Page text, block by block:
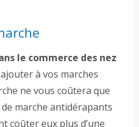
le commerce des nez
à vos marches
ne vous coûtera que
marche antidérapants
coûter eux plus d’une